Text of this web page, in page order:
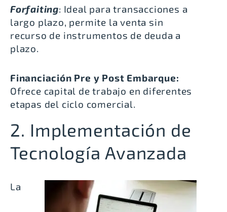
Forfaiting: Ideal para transacciones a
largo plazo, permite la venta sin
recurso de instrumentos de deuda a
plazo.
Financiación Pre y Post Embarque:
Ofrece capital de trabajo en diferentes
etapas del ciclo comercial.
2. Implementación de
Tecnología Avanzada
La